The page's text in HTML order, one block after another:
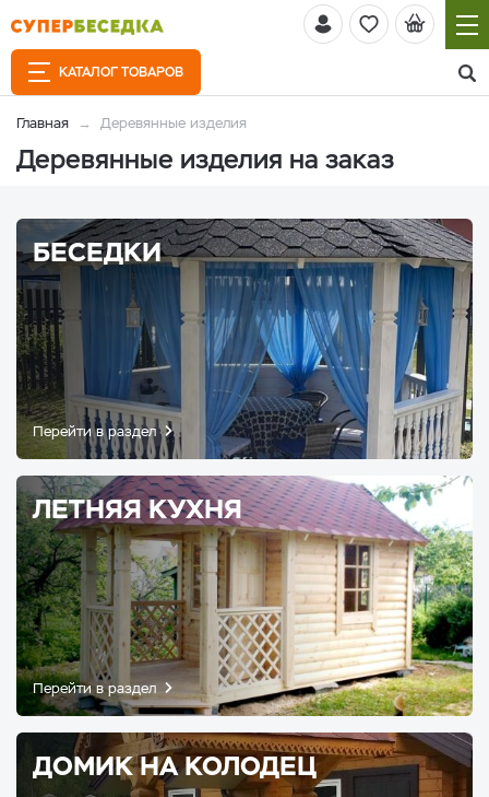
КАТАЛОГ ТОВАРОВ
Главная Деревянные изделия
Деревянные изделия на заказ
БЕСЕДКИ
Перейти в раздел
ЛЕТНЯЯ КУХНЯ
Перейти в раздел
ДОМИК НА КОЛОДЕЦ